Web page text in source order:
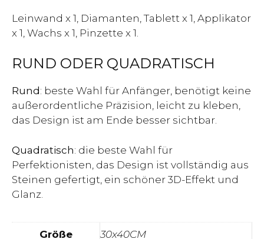
Leinwand x 1, Diamanten, Tablett x 1, Applikator
x 1, Wachs x 1, Pinzette x 1.
RUND ODER QUADRATISCH
Rund : beste Wahl für Anfänger, benötigt keine
außerordentliche Präzision, leicht zu kleben,
das Design ist am Ende besser sichtbar.
Quadratisch: die beste Wahl für
Perfektionisten, das Design ist vollständig aus
Steinen gefertigt, ein schöner 3D-Effekt und
Glanz.
Größe 30x40CM